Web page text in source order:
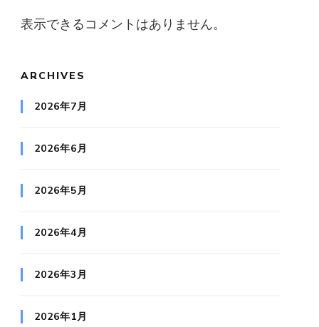
表示できるコメントはありません。
ARCHIVES
2026年7月
2026年6月
2026年5月
2026年4月
2026年3月
2026年1月